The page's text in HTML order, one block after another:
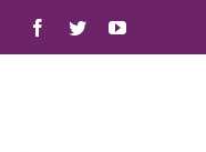
Facebook
TwitterYouTube